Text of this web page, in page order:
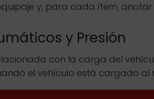
y, para cada ítem,
y Presión
con la carga del
el vehículo está cargado al